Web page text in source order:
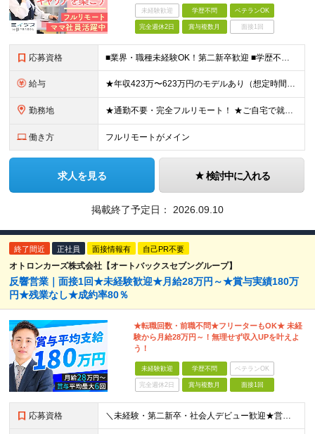
未経験歓迎 学歴不問 ベテランOK
完全週休2日 賞与複数月 面接1回
応募資格 ■業界・職種未経験OK！第二新卒歓迎 ■学歴不問 ■営業や販売サービス業・カスタマーサポートなど、顧客折衝経験をお持ちの方 ＜契約更新あり＞ 初回2ヵ月、2回目3ヵ月、3回目以降6ヵ月 ※目標の達
給与 ★年収423万〜623万円のモデルあり（想定時間外手当10時間分含む） ★半年に一度ドカンと支給のボーナスあり（半年に1度最大150万円） 月給25万円〜＋各種手当＋インセンティブ ＊リモートワーク
勤務地 ★通勤不要・完全フルリモート！ ★ご自宅で就業いただきます ……………………………………… 東京都品川区北品川5-1-18 住友不動産大崎ツインビル東館 ┗JR山手線・埼京線・湘南新宿ライン・りんかい
働き方 フルリモートがメイン
求人を見る 検討中に入れる
掲載終了予定日： 2026.09.10
終了間近 正社員 面接情報有 自己PR不要
オトロンカーズ株式会社【オートバックスセブングループ】
反響営業｜面接1回★未経験歓迎★月給28万円～★賞与実績180万
円★残業なし★成約率80％
★転職回数・前職不問★フリーターもOK★ 未経
験から月給28万円～！無理せず収入UPを叶えよ
う！
未経験歓迎 学歴不問 ベテランOK
完全週休2日 賞与複数月 面接1回
応募資格 ＼未経験・第二新卒・社会人デビュー歓迎★営業社員の平均年齢30代／ ◆学歴不問 ◆未経験歓迎 ◆普通自動車免許(AT限定可) ◆39歳までの方（若年層の長期キャリア形成を図るため） ★接客経験がない